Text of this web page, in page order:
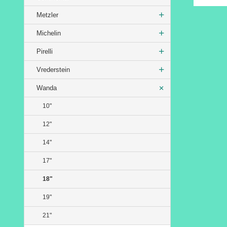
Metzler
Michelin
Pirelli
Vrederstein
Wanda
10"
12"
14"
17"
18"
19"
21"